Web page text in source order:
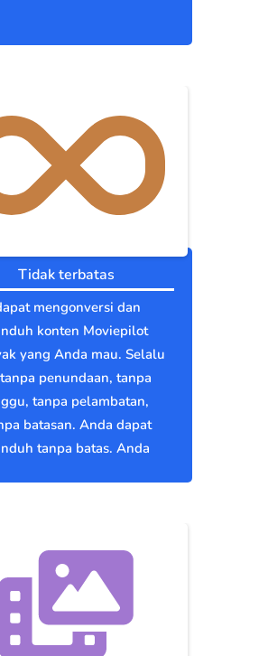
Tidak terbatas
mengonversi dan
konten Moviepilot
yang Anda mau. Selalu
penundaan, tanpa
tanpa pelambatan,
batasan. Anda dapat
tanpa batas. Anda